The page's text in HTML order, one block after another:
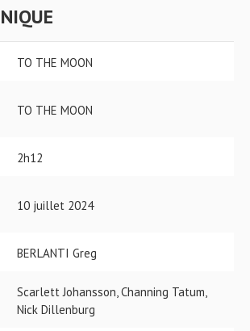
TO THE MOON
TO THE MOON
2h12
10 juillet 2024
BERLANTI Greg
Scarlett Johansson, Channing Tatum,
Nick Dillenburg